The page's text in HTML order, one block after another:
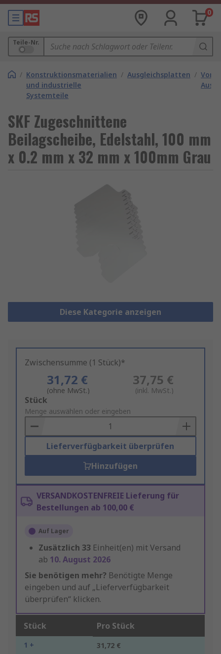
0
Teile-Nr.
/ Konstruktionsmaterialien
und industrielle
Systemteile
/ Ausgleichsplatten /
SKF Zugeschnittene
Beilagscheibe, Edelstahl, 100 mm
x 0.2 mm x 32 mm x 100mm Grau
Diese Kategorie anzeigen
Zwischensumme (1 Stück)*
31,72 €
(ohne MwSt.)
37,75 €
(inkl. MwSt.)
Add
to
Basket
Stück
Menge auswählen oder eingeben
Lieferverfügbarkeit überprüfen
Hinzufügen
VERSANDKOSTENFREIE Lieferung für
Bestellungen ab 100,00 €
Auf Lager
Zusätzlich 33 Einheit(en) mit Versand
ab 10. August 2026
Sie benötigen mehr? Benötigte Menge
eingeben und auf „Lieferverfügbarkeit
überprüfen“ klicken.
Stück Pro Stück
1 + 31,72 €